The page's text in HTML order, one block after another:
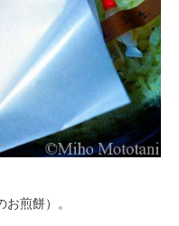
煎餅）。